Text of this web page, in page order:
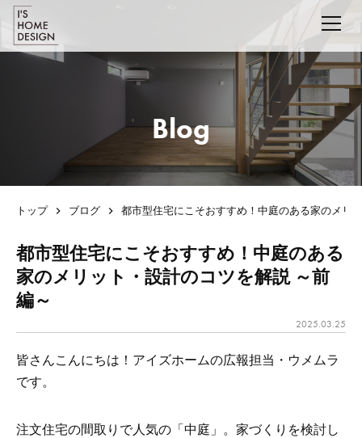
Blog
トップ ブログ 都市型住宅にこそおすすめ！中庭のある家のメリ
都市型住宅にこそおすすめ！中庭のある
家のメリット・設計のコツを解説 ～前
編～
2025.03.25
皆さんこんにちは！アイズホームの広報担当・ウメムラ
です。
注文住宅の間取りで人気の「中庭」。家づくりを検討し